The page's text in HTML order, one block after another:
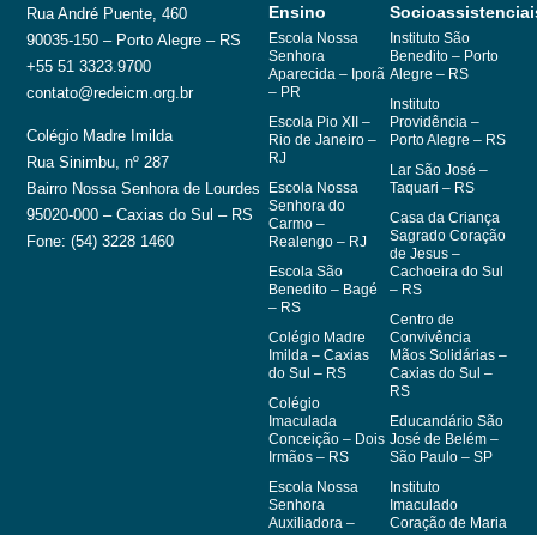
Rua André Puente, 460
90035-150 – Porto Alegre – RS
+55 51 3323.9700
contato@redeicm.org.br
Colégio Madre Imilda
Rua Sinimbu, nº 287
Bairro Nossa Senhora de Lourdes
95020-000 – Caxias do Sul – RS
Fone: (54) 3228 1460
Ensino
Escola Nossa
Senhora
Aparecida – Iporã
– PR
Escola Pio XII –
Rio de Janeiro –
RJ
Escola Nossa
Senhora do
Carmo –
Realengo – RJ
Escola São
Benedito – Bagé
– RS
Colégio Madre
Imilda – Caxias
do Sul – RS
Colégio
Imaculada
Conceição – Dois
Irmãos – RS
Escola Nossa
Senhora
Auxiliadora –
Instituto São
Benedito – Porto
Alegre – RS
Instituto
Providência –
Porto Alegre – RS
Lar São José –
Taquari – RS
Casa da Criança
Sagrado Coração
de Jesus –
Cachoeira do Sul
– RS
Centro de
Convivência
Mãos Solidárias –
Caxias do Sul –
RS
Educandário São
José de Belém –
São Paulo – SP
Instituto
Imaculado
Coração de Maria